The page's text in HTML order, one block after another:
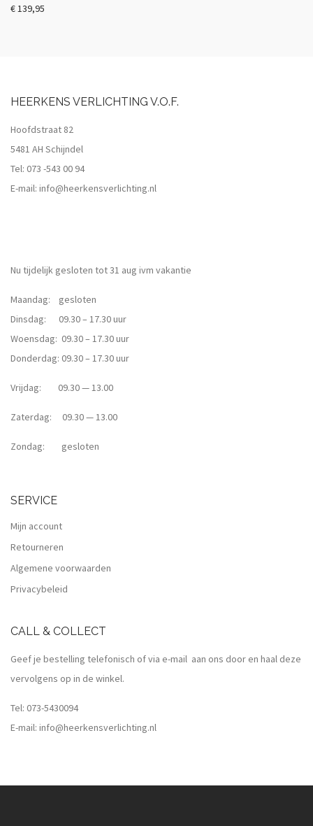
€139,95
HEERKENS VERLICHTING V.O.F.
Hoofdstraat 82
5481 AH Schijndel
Tel: 073 -543 00 94
E-mail: info@heerkensverlichting.nl
Nu tijdelijk gesloten tot 31 aug ivm vakantie
Maandag: gesloten
Dinsdag: 09.30 – 17.30 uur
Woensdag: 09.30 – 17.30 uur
Donderdag: 09.30 – 17.30 uur
Vrijdag: 09.30 — 13.00
Zaterdag: 09.30 — 13.00
Zondag: gesloten
SERVICE
Mijn account
Retourneren
Algemene voorwaarden
Privacybeleid
CALL & COLLECT
Geef je bestelling telefonisch of via e-mail aan ons door en haal deze
vervolgens op in de winkel.
Tel: 073-5430094
E-mail: info@heerkensverlichting.nl